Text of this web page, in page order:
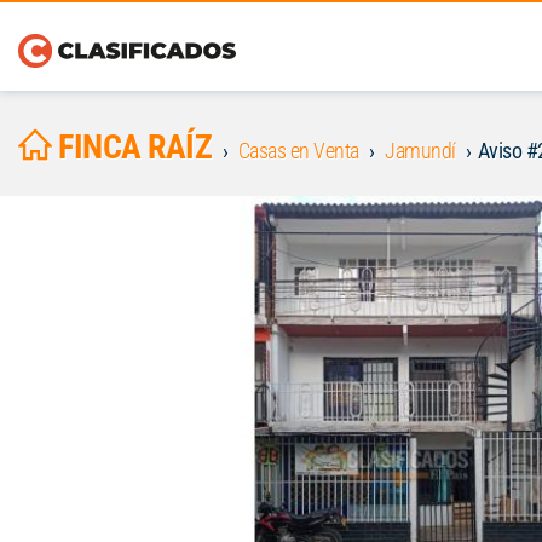
FINCA RAÍZ Casas en Venta Jamundí Aviso